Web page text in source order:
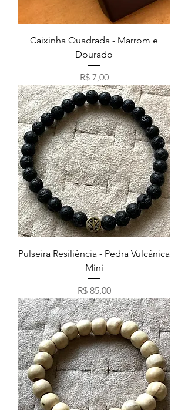
Caixinha Quadrada - Marrom e
Dourado
Preço
R$ 7,00
Pulseira Resiliência - Pedra Vulcânica
Mini
Preço
R$ 85,00